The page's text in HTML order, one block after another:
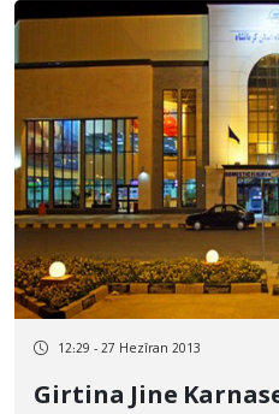
12:29 - 27 Hezîran 2013
Girtina Jine